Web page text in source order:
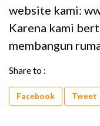
website kami:
Karena kami
membangun
Share to :
Facebook Tweet